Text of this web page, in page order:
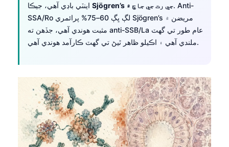
Sjögren’s جي رت جي جاچ ۾. Anti-
SSA/Ro لڳ ڀڳ 60–75% پرائمري Sjögren’s مريضن ۾
مثبت هوندي آهي، جڏهن ته anti-SSB/La عام طور تي گهٽ
ملندي آهي ۽ اڪيلو ظاهر ٿيڻ تي گهٽ ڪارآمد هوندي آهي.